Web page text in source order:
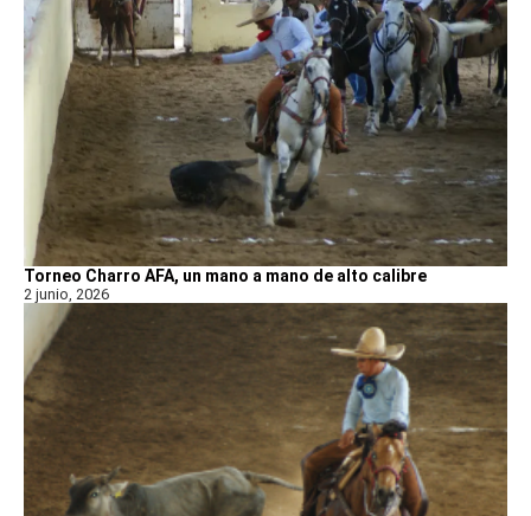
Torneo Charro AFA, un mano a mano de alto calibre
2 junio, 2026